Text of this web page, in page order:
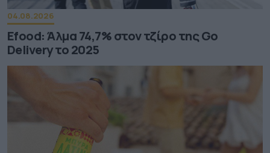
04.08.2026
Efood: Άλμα 74,7% στον τζίρο της Go
Delivery το 2025